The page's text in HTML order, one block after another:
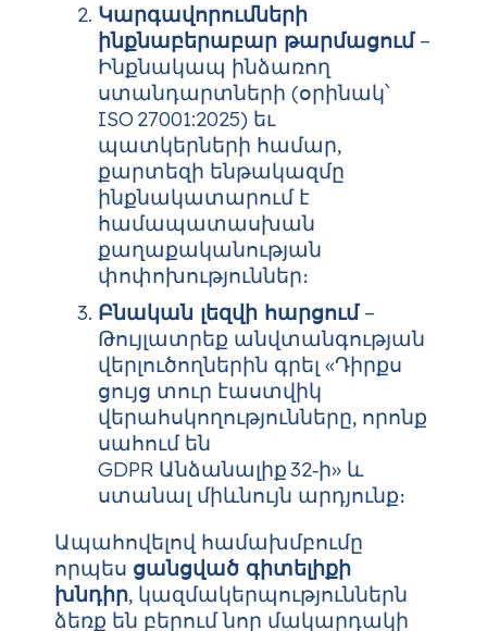
Կարգավորումների
ինքնաբերաբար թարմացում–
Ինքնակապ ինձառող
ստանդարտների (օրինակ՝
ISO 27001:2025) եւ
պատկերների համար,
քարտեզի ենթակազմը
ինքնակատարում է
համապատասխան
քաղաքականության
փոփոխություններ։
Բնական լեզվի հարցում–
Թույլատրեք անվտանգության
վերլուծողներին գրել «Դիրքս
ցույց տուր էաստվիկ
վերահսկողությունները, որոնք
սահում են
GDPR Անձանալիք 32‑ի» և
ստանալ միևնույն արդյունք։
Ապահովելով համախմբումը
որպես ցանցված գիտելիքի
խնդիր, կազմակերպություններն
ձեռք են բերում նոր մակարդակի